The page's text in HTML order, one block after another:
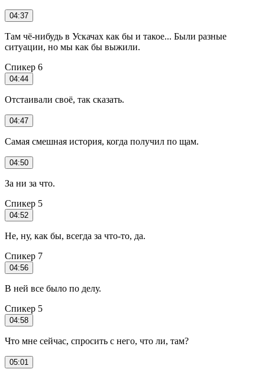
04:37
Там чё-нибудь в Ускачах как бы и такое... Были разные
ситуации, но мы как бы выжили.
Спикер 6
04:44
Отстаивали своё, так сказать.
04:47
Самая смешная история, когда получил по щам.
04:50
За ни за что.
Спикер 5
04:52
Не, ну, как бы, всегда за что-то, да.
Спикер 7
04:56
В ней все было по делу.
Спикер 5
04:58
Что мне сейчас, спросить с него, что ли, там?
05:01